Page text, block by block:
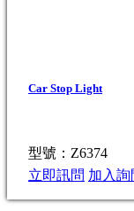
Car Stop Light
型號：Z6374
立即訊問 加入